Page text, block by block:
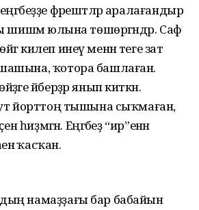
фәрештәләр аралағандыр
шишмә юлына төшөргәндәр. Саф
килеп инеү менән теге зат
ҡотора башлаған.
әйберҙәр янып киткән.
йорттоң тышына сыҡмаған,
һиҙмәгән. Еңгәбеҙ “ир”енән
ҡасҡан.
намаҙҙағы бар бабайын